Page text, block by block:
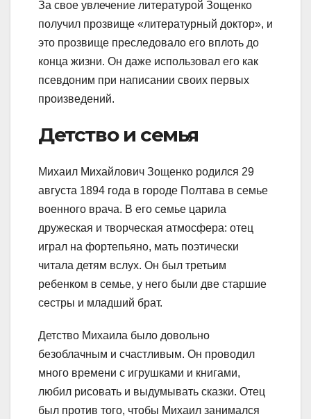
За свое увлечение литературой Зощенко
получил прозвище «литературный доктор», и
это прозвище преследовало его вплоть до
конца жизни. Он даже использовал его как
псевдоним при написании своих первых
произведений.
Детство и семья
Михаил Михайлович Зощенко родился 29
августа 1894 года в городе Полтава в семье
военного врача. В его семье царила
дружеская и творческая атмосфера: отец
играл на фортепьяно, мать поэтически
читала детям вслух. Он был третьим
ребенком в семье, у него были две старшие
сестры и младший брат.
Детство Михаила было довольно
безоблачным и счастливым. Он проводил
много времени с игрушками и книгами,
любил рисовать и выдумывать сказки. Отец
был против того, чтобы Михаил занимался